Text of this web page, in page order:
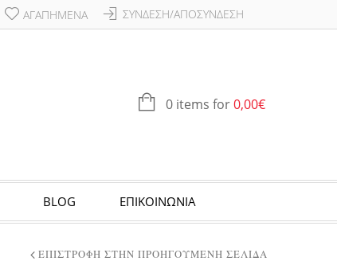
ΣΎΝΔΕΣΗ/ΑΠΟΣΎΝΔΕΣΗ
ΑΓΑΠΗΜΈΝΑ
0 items for0,00€
BLOG ΕΠΙΚΟΙΝΩΝΙΑ
ΕΠΙΣΤΡΟΦΉ ΣΤΗΝ ΠΡΟΗΓΟΎΜΕΝΗ ΣΕΛΊΔΑ